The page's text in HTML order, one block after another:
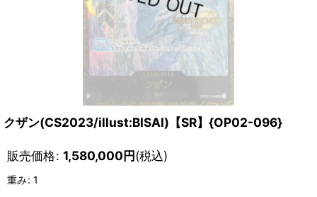
クザン(CS2023/illust:BISAI)【SR】{OP02-096}
販売価格: 1,580,000円(税込)
重み: 1